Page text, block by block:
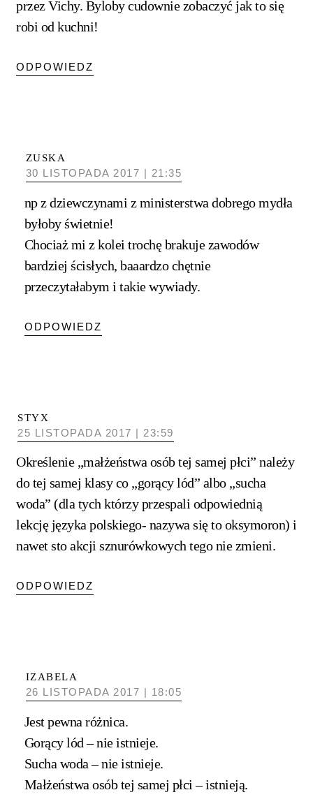
przez Vichy. Byloby cudownie zobaczyć jak to się
robi od kuchni!
ODPOWIEDZ
ZUSKA
30 LISTOPADA 2017 | 21:35
np z dziewczynami z ministerstwa dobrego mydła
byłoby świetnie!
Chociaż mi z kolei trochę brakuje zawodów
bardziej ścisłych, baaardzo chętnie
przeczytałabym i takie wywiady.
ODPOWIEDZ
STYX
25 LISTOPADA 2017 | 23:59
Określenie „małżeństwa osób tej samej płci” należy
do tej samej klasy co „gorący lód” albo „sucha
woda” (dla tych którzy przespali odpowiednią
lekcję języka polskiego- nazywa się to oksymoron) i
nawet sto akcji sznurówkowych tego nie zmieni.
ODPOWIEDZ
IZABELA
26 LISTOPADA 2017 | 18:05
Jest pewna różnica.
Gorący lód – nie istnieje.
Sucha woda – nie istnieje.
Małżeństwa osób tej samej płci – istnieją.